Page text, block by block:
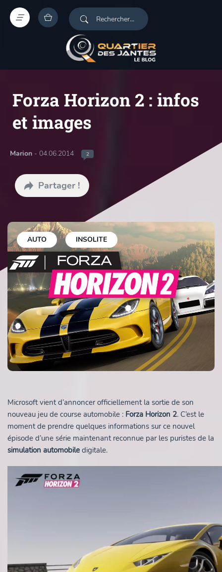
Forza Horizon 2 : infos
et images
Marion - 04.06.2014 2
Partager !
AUTO INSOLITE
Microsoft vient d’annoncer officiellement la sortie de son
nouveau jeu de course automobile : Forza Horizon 2. C’est le
moment de prendre quelques informations sur ce nouvel
épisode d’une série maintenant reconnue par les puristes de la
simulation automobile digitale.